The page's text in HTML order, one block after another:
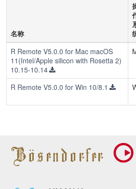
名称
R Remote V5.0.0 for Mac macOS
11(Intel/Apple silicon with Rosetta 2)
10.15-10.14
R Remote V5.0.0 for Win 10/8.1